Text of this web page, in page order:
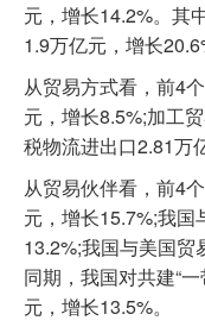
元，增长14.2%。其
1.9万亿元，增长
从贸易方式看，前4
元，增长8.5%;加工
税物流进出口2.81万
从贸易伙伴看，前4
元，增长15.7%;我国
13.2%;我国与美国贸
同期，我国对共建“
元，增长13.5%。